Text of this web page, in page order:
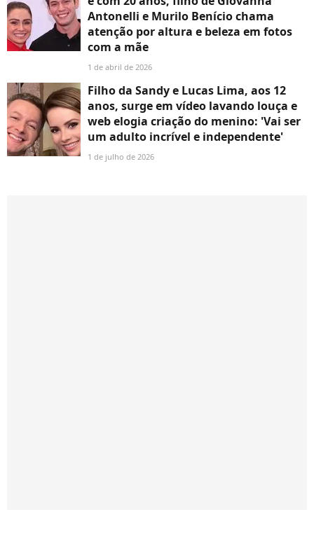
Antonelli e Murilo Benício chama
atenção por altura e beleza em fotos
com a mãe
1 de abril de 2026
Filho da Sandy e Lucas Lima, aos 12
anos, surge em vídeo lavando louça e
web elogia criação do menino: 'Vai ser
um adulto incrível e independente'
1 de julho de 2026